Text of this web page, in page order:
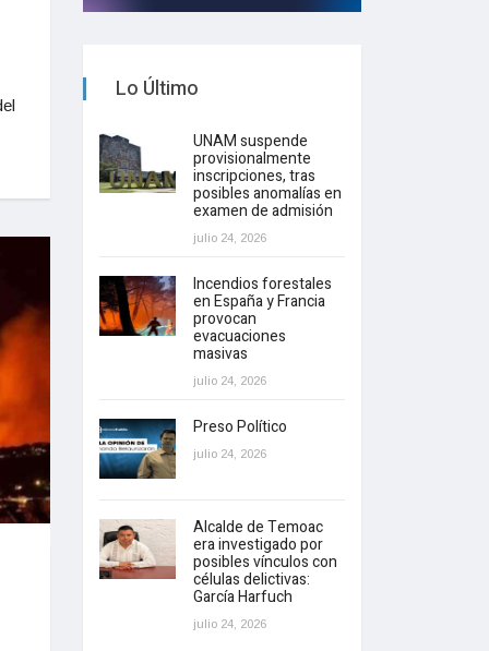
Lo Último
UNAM suspende
provisionalmente
inscripciones, tras
posibles anomalías en
examen de admisión
julio 24, 2026
Incendios forestales
en España y Francia
provocan
evacuaciones
masivas
julio 24, 2026
Preso Político
julio 24, 2026
Alcalde de Temoac
era investigado por
posibles vínculos con
células delictivas:
García Harfuch
julio 24, 2026